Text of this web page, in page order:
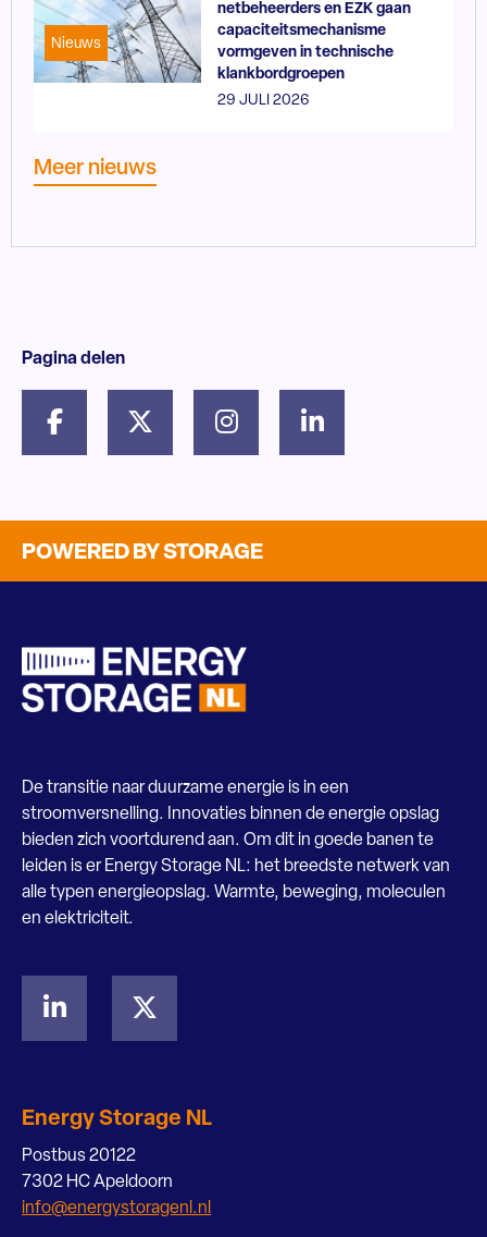
Nieuws
netbeheerders en EZK gaan
capaciteitsmechanisme
vormgeven in technische
klankbordgroepen
29 JULI 2026
Meer nieuws
Pagina delen
POWERED BY STORAGE
De transitie naar duurzame energie is in een
stroomversnelling. Innovaties binnen de energie opslag
bieden zich voortdurend aan. Om dit in goede banen te
leiden is er Energy Storage NL: het breedste netwerk van
alle typen energieopslag. Warmte, beweging, moleculen
en elektriciteit.
Energy Storage NL
Postbus 20122
7302 HC Apeldoorn
info@energystoragenl.nl